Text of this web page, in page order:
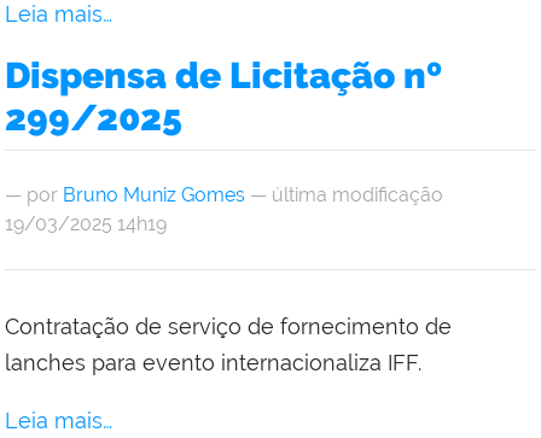
Leia mais…
Dispensa de Licitação nº
299/2025
— por Bruno Muniz Gomes — última modificação
19/03/2025 14h19
Contratação de serviço de fornecimento de
lanches para evento internacionaliza IFF.
Leia mais…